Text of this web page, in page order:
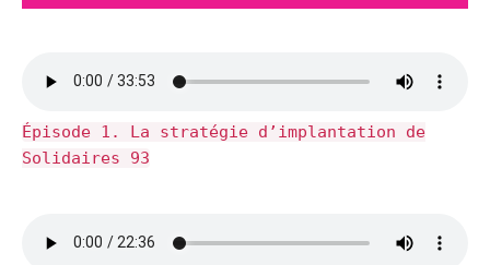
Épisode 1. La stratégie d’implantation de
Solidaires 93